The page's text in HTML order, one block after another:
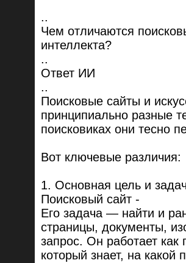
..
Чем отличаются
интеллекта?
..
Ответ ИИ
..
Поисковые сайты и
принципиально разные
поисковиках они тесно
Вот ключевые различия:
1. Основная цель и
Поисковый сайт -
Его задача — найти и
страницы, документы,
запрос. Он работает как
который знает, на какой